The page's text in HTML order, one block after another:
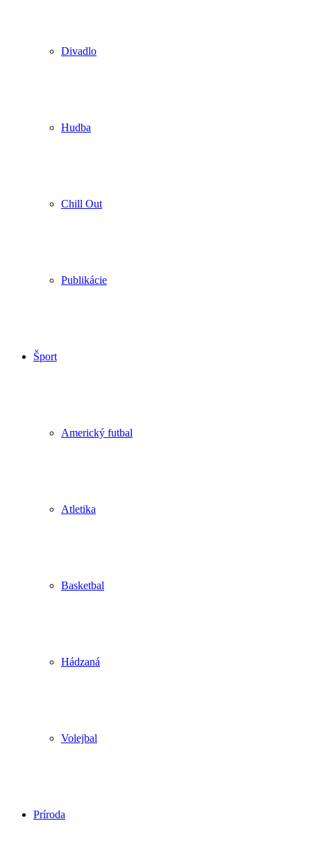
Divadlo
Hudba
Chill Out
Publikácie
Šport
Americký futbal
Atletika
Basketbal
Hádzaná
Volejbal
Príroda